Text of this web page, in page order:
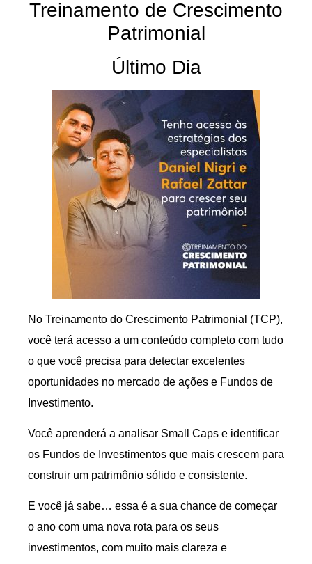
Treinamento de Crescimento
Patrimonial
Último Dia
No Treinamento do Crescimento Patrimonial (TCP),
você terá acesso a um conteúdo completo com tudo
o que você precisa para detectar excelentes
oportunidades no mercado de ações e Fundos de
Investimento.
Você aprenderá a analisar Small Caps e identificar
os Fundos de Investimentos que mais crescem para
construir um patrimônio sólido e consistente.
E você já sabe… essa é a sua chance de começar
o ano com uma nova rota para os seus
investimentos, com muito mais clareza e